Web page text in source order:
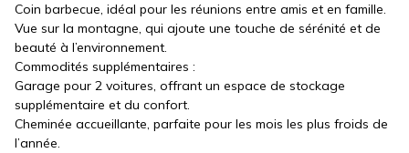
Coin barbecue, idéal pour les réunions entre amis et en famille.
Vue sur la montagne, qui ajoute une touche de sérénité et de
beauté à l’environnement.
Commodités supplémentaires :
Garage pour 2 voitures, offrant un espace de stockage
supplémentaire et du confort.
Cheminée accueillante, parfaite pour les mois les plus froids de
l’année.